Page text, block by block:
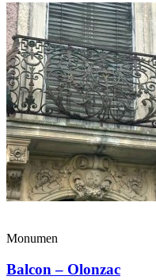
Monumen
Balcon – Olonzac